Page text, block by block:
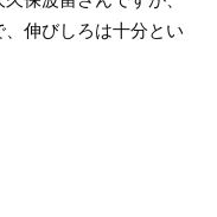
、伸びしろは十分とい